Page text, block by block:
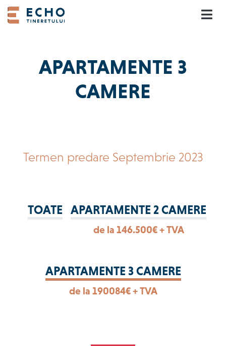
Skip
APARTAMENTE 3
CAMERE
Termen predare Septembrie 2023
TOATE APARTAMENTE 2 CAMERE
de la 146.500€ +TVA
APARTAMENTE 3 CAMERE
de la 190084€ +TVA